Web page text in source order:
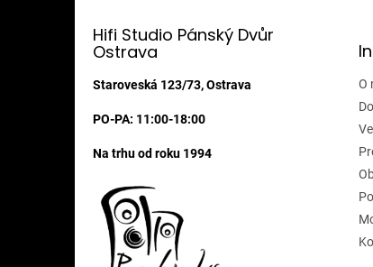
Hifi Studio Pánský Dvůr
Ostrava
Staroveská 123/73, Ostrava
PO-PA: 11:00-18:00
Na trhu od roku 1994
O